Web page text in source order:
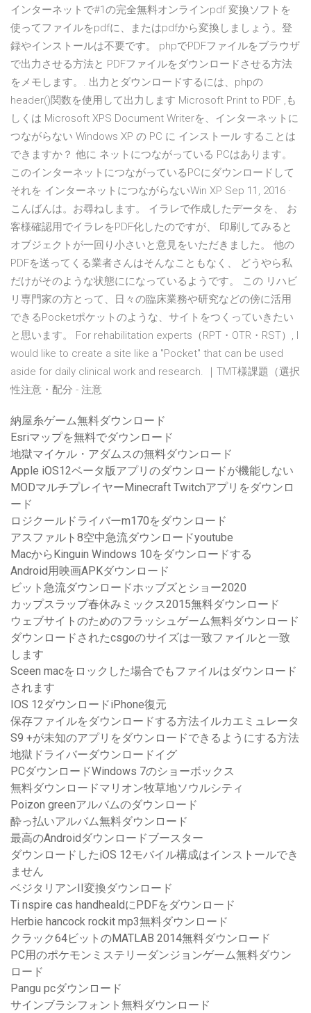
インターネットで#1の完全無料オンラインpdf 変換ソフトを
使ってファイルをpdfに、またはpdfから変換しましょう。登
録やインストールは不要です。 phpでPDFファイルをブラウザ
で出力させる方法と PDFファイルをダウンロードさせる方法
をメモします。. 出力とダウンロードするには、phpの
header()関数を使用して出力します Microsoft Print to PDF ,も
しくは Microsoft XPS Document Writerを、インターネットに
つながらない Windows XP の PC に インストール することは
できますか？ 他に ネットにつながっている PCはあります。
このインターネットにつながっているPCにダウンロードして
それを インターネットにつながらないWin XP Sep 11, 2016 ·
こんばんは。お尋ねします。 イラレで作成したデータを、 お
客様確認用でイラレをPDF化したのですが、 印刷してみると
オブジェクトが一回り小さいと意見をいただきました。 他の
PDFを送ってくる業者さんはそんなこともなく、 どうやら私
だけがそのような状態にになっているようです。 この リハビ
リ専門家の方とって、日々の臨床業務や研究などの傍に活用
できるPocketポケットのような、サイトをつくっていきたい
と思います。 For rehabilitation experts（RPT・OTR・RST）, I
would like to create a site like a "Pocket" that can be used
aside for daily clinical work and research. ｜TMT様課題（選択
性注意・配分 - 注意
納屋糸ゲーム無料ダウンロード
Esriマップを無料でダウンロード
地獄マイケル・アダムスの無料ダウンロード
Apple iOS12ベータ版アプリのダウンロードが機能しない
MODマルチプレイヤーMinecraft Twitchアプリをダウンロ
ード
ロジクールドライバーm170をダウンロード
アスファルト8空中急流ダウンロードyoutube
MacからKinguin Windows 10をダウンロードする
Android用映画APKダウンロード
ビット急流ダウンロードホッブズとショー2020
カップスラップ春休みミックス2015無料ダウンロード
ウェブサイトのためのフラッシュゲーム無料ダウンロード
ダウンロードされたcsgoのサイズは一致ファイルと一致
します
Sceen macをロックした場合でもファイルはダウンロード
されます
IOS 12ダウンロードiPhone復元
保存ファイルをダウンロードする方法イルカエミュレータ
S9 +が未知のアプリをダウンロードできるようにする方法
地獄ドライバーダウンロードイグ
PCダウンロードWindows 7のショーボックス
無料ダウンロードマリオン牧草地ソウルシティ
Poizon greenアルバムのダウンロード
酔っ払いアルバム無料ダウンロード
最高のAndroidダウンロードブースター
ダウンロードしたiOS 12モバイル構成はインストールでき
ません
ベジタリアンII変換ダウンロード
Ti nspire cas handhealdにPDFをダウンロード
Herbie hancock rockit mp3無料ダウンロード
クラック64ビットのMATLAB 2014無料ダウンロード
PC用のポケモンミステリーダンジョンゲーム無料ダウン
ロード
Pangu pcダウンロード
サインブラシフォント無料ダウンロード